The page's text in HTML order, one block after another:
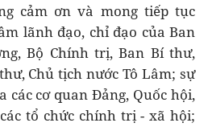
cảm ơn và mong tiếp tục
lãnh đạo, chỉ đạo của Ban
Bộ Chính trị, Ban Bí thư,
Chủ tịch nước Tô Lâm; sự
các cơ quan Đảng, Quốc hội,
tổ chức chính trị - xã hội;